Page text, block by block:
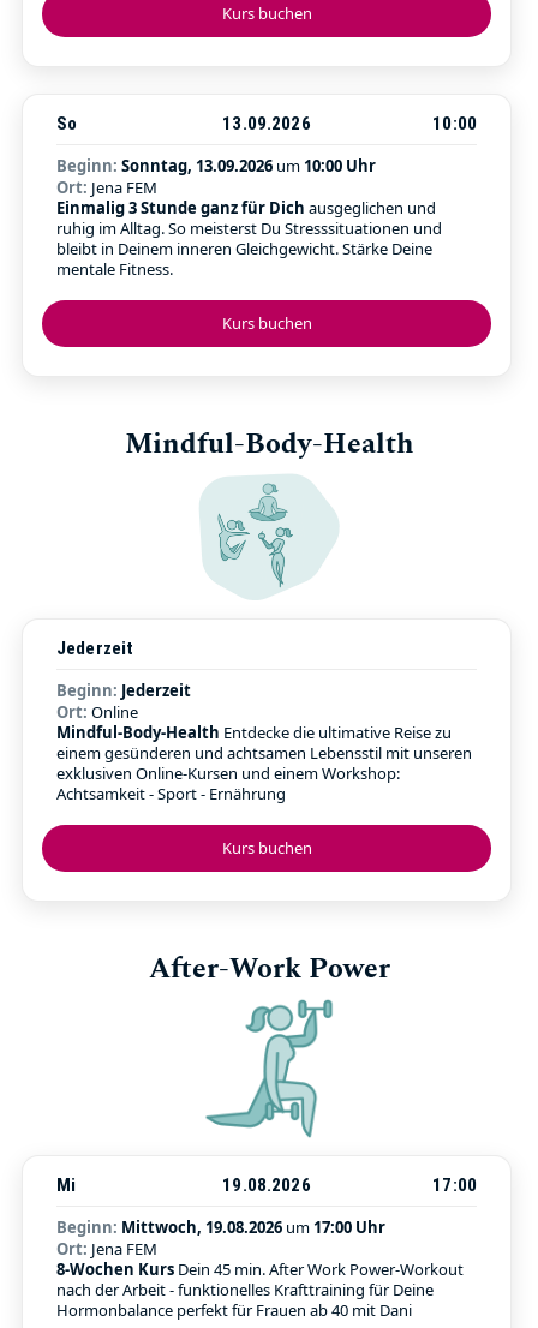
Kurs buchen
Kurs buchen
So 13.09.2026
10:00
Beginn: Sonntag, 13.09.2026 um 10:00 Uhr
Ort: Jena FEM
Einmalig 3 Stunde ganz für Dich ausgeglichen und
ruhig im Alltag. So meisterst Du Stresssituationen und
bleibt in Deinem inneren Gleichgewicht. Stärke Deine
mentale Fitness.
Mindful-Body-Health
Kurs buchen
Jederzeit
Beginn: Jederzeit
Ort: Online
Mindful-Body-Health Entdecke die ultimative Reise zu
einem gesünderen und achtsamen Lebensstil mit unseren
exklusiven Online-Kursen und einem Workshop:
Achtsamkeit - Sport - Ernährung
After-Work Power
Mi 19.08.2026
17:00
Beginn: Mittwoch, 19.08.2026 um 17:00 Uhr
Ort: Jena FEM
8-Wochen Kurs Dein 45 min. After Work Power-Workout
nach der Arbeit - funktionelles Krafttraining für Deine
Hormonbalance perfekt für Frauen ab 40 mit Dani